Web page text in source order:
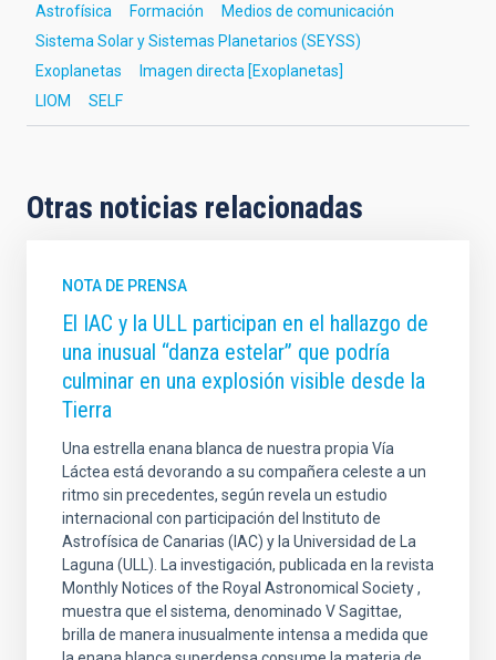
Astrofísica Formación
Medios de comunicación
Sistema Solar y Sistemas Planetarios (SEYSS)
Exoplanetas
Imagen directa [Exoplanetas]
LIOM
SELF
Otras noticias relacionadas
NOTA DE PRENSA
El IAC y la ULL participan en el hallazgo de
una inusual “danza estelar” que podría
culminar en una explosión visible desde la
Tierra
Una estrella enana blanca de nuestra propia Vía
Láctea está devorando a su compañera celeste a un
ritmo sin precedentes, según revela un estudio
internacional con participación del Instituto de
Astrofísica de Canarias (IAC) y la Universidad de La
Laguna (ULL). La investigación, publicada en la revista
Monthly Notices of the Royal Astronomical Society ,
muestra que el sistema, denominado V Sagittae,
brilla de manera inusualmente intensa a medida que